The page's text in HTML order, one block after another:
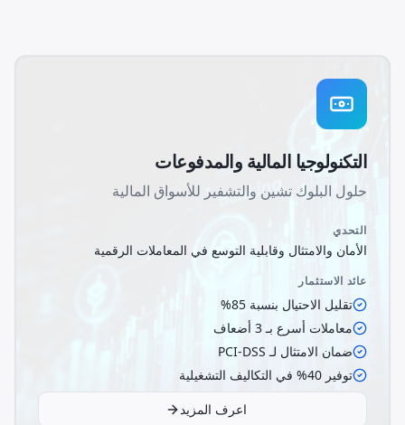
التكنولوجيا المالية والمدفوعات
حلول البلوك تشين والتشفير للأسواق المالية
التحدي
الأمان والامتثال وقابلية التوسع في المعاملات الرقمية
عائد الاستثمار
تقليل الاحتيال بنسبة 85%
معاملات أسرع بـ 3 أضعاف
ضمان الامتثال لـ PCI-DSS
توفير 40% في التكاليف التشغيلية
اعرف المزيد